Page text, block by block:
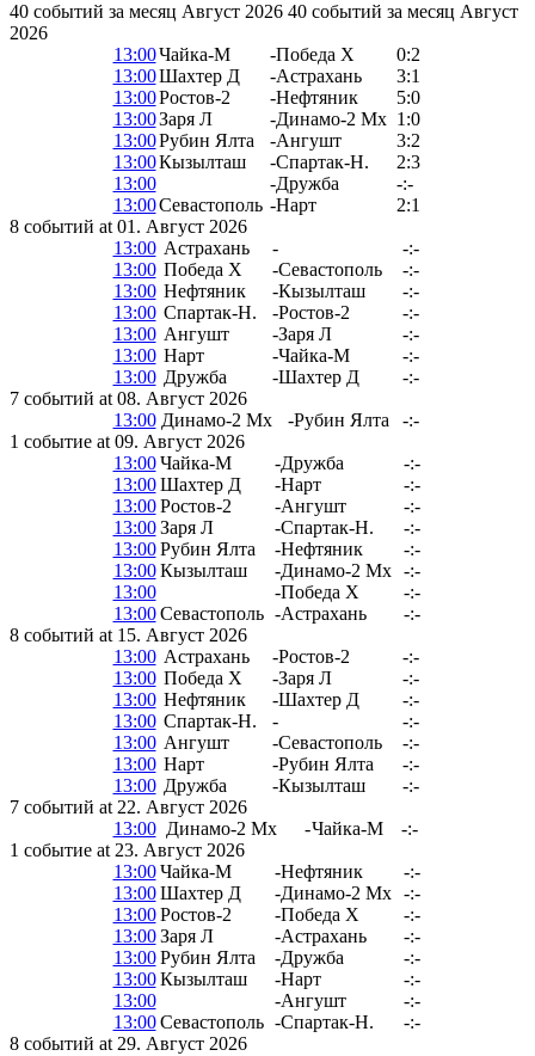
40 событий за месяц Август 2026 40 событий за месяц Август
2026
13:00Чайка-М -Победа Х
0:2
13:00Шахтер Д -Астрахань
3:1
13:00Ростов-2 -Нефтяник
5:0
13:00Заря Л -Динамо-2 Мх 1:0
13:00Рубин Ялта -Ангушт
3:2
13:00Кызылташ -Спартак-Н.
2:3
13:00
-Дружба
-:-
13:00Севастополь -Нарт
2:1
8 событий at 01. Август 2026
13:00 Астрахань -
-:-
13:00 Победа Х -Севастополь
-:-
13:00 Нефтяник -Кызылташ
-:-
13:00 Спартак-Н. -Ростов-2
-:-
13:00 Ангушт -Заря Л
-:-
13:00 Нарт -Чайка-М
-:-
13:00 Дружба -Шахтер Д
-:-
7 событий at 08. Август 2026
13:00 Динамо-2 Мх -Рубин Ялта
-:-
1 событие at 09. Август 2026
13:00 Чайка-М -Дружба
-:-
13:00 Шахтер Д -Нарт
-:-
13:00 Ростов-2 -Ангушт
-:-
13:00 Заря Л -Спартак-Н.
-:-
13:00 Рубин Ялта -Нефтяник
-:-
13:00 Кызылташ -Динамо-2 Мх
-:-
13:00
-Победа Х
-:-
13:00 Севастополь -Астрахань
-:-
8 событий at 15. Август 2026
13:00 Астрахань -Ростов-2
-:-
13:00 Победа Х -Заря Л
-:-
13:00 Нефтяник -Шахтер Д
-:-
13:00 Спартак-Н. -
-:-
13:00 Ангушт -Севастополь
-:-
13:00 Нарт -Рубин Ялта
-:-
13:00 Дружба -Кызылташ
-:-
7 событий at 22. Август 2026
13:00 Динамо-2 Мх -Чайка-М
-:-
1 событие at 23. Август 2026
13:00 Чайка-М -Нефтяник
-:-
13:00 Шахтер Д -Динамо-2 Мх
-:-
13:00 Ростов-2 -Победа Х
-:-
13:00 Заря Л -Астрахань
-:-
13:00 Рубин Ялта -Дружба
-:-
13:00 Кызылташ -Нарт
-:-
13:00
-Ангушт
-:-
13:00 Севастополь -Спартак-Н.
-:-
8 событий at 29. Август 2026